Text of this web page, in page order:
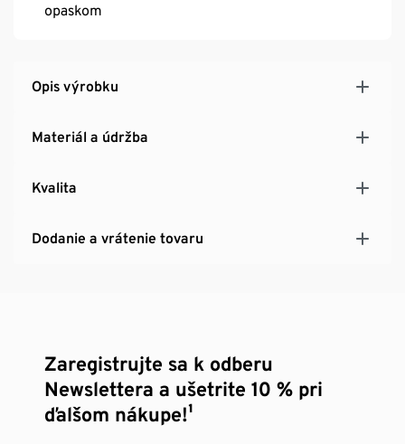
opaskom
Opis výrobku
Materiál a údržba
Kvalita
Dodanie a vrátenie tovaru
Zaregistrujte sa k odberu
Newslettera a ušetrite 10 % pri
ďalšom nákupe!¹